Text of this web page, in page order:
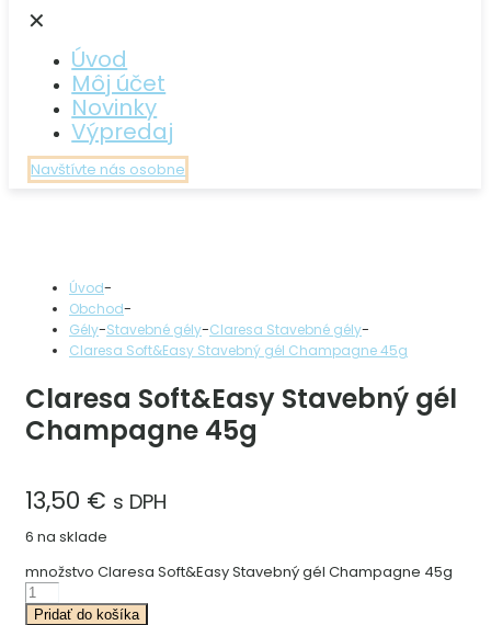
✕
Úvod
Môj účet
Novinky
Výpredaj
Navštívte nás osobne
Úvod-
Obchod-
Gély-Stavebné gély-Claresa Stavebné gély-
Claresa Soft&Easy Stavebný gél Champagne 45g
Claresa Soft&Easy Stavebný gél
Champagne 45g
13,50 € s DPH
6 na sklade
množstvo Claresa Soft&Easy Stavebný gél Champagne 45g
Pridať do košíka